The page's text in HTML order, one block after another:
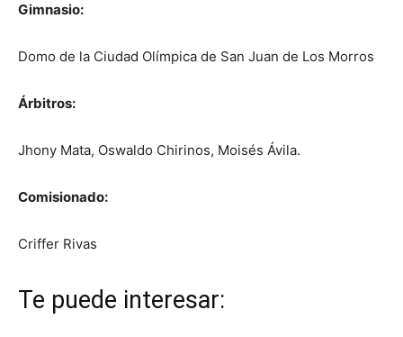
Gimnasio:
Domo de la Ciudad Olímpica de San Juan de Los Morros
Árbitros:
Jhony Mata, Oswaldo Chirinos, Moisés Ávila.
Comisionado:
Criffer Rivas
Te puede interesar: